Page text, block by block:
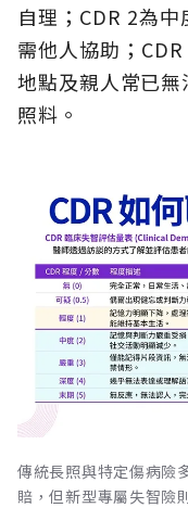
自理；CDR 2為
需他人協助；
地點及親人常已
照料。
傳統長照與特定傷病險
賠，但新型專屬失智險